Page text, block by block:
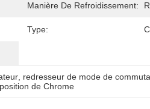
Manière De Refroidissement:
Type:
redresseur de mode de
de Chrome